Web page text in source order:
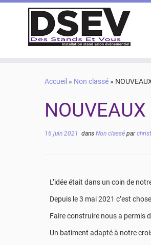
Accueil » Non classé »
16 juin 2021 dans Non classé par
L’idée était dans un coin de
Depuis le 3 mai 2021 c’est
Faire construire nous a permis
Un batiment adapté à notre